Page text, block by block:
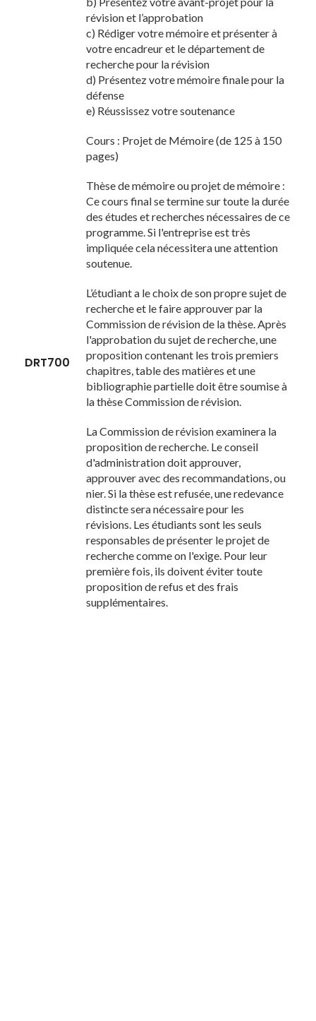
DRT700
révision et l’approbation
c) Rédiger votre mémoire et présenter à
votre encadreur et le département de
recherche pour la révision
d) Présentez votre mémoire finale pour la
défense
e) Réussissez votre soutenance
Cours : Projet de Mémoire (de 125 à 150
pages)
Thèse de mémoire ou projet de mémoire :
Ce cours final se termine sur toute la durée
des études et recherches nécessaires de ce
programme. Si l'entreprise est très
impliquée cela nécessitera une attention
soutenue.
L’étudiant a le choix de son propre sujet de
recherche et le faire approuver par la
Commission de révision de la thèse. Après
l'approbation du sujet de recherche, une
proposition contenant les trois premiers
chapitres, table des matières et une
bibliographie partielle doit être soumise à
la thèse Commission de révision.
La Commission de révision examinera la
proposition de recherche. Le conseil
d'administration doit approuver,
approuver avec des recommandations, ou
nier. Si la thèse est refusée, une redevance
distincte sera nécessaire pour les
révisions. Les étudiants sont les seuls
responsables de présenter le projet de
recherche comme on l'exige. Pour leur
première fois, ils doivent éviter toute
proposition de refus et des frais
supplémentaires.